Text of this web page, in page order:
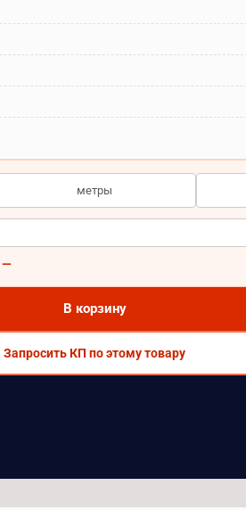
метры
—
В корзину
Запросить КП по этому товару